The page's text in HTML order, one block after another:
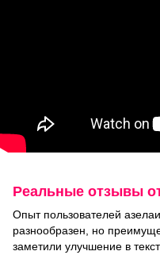
Реальные отзывы
Опыт пользователей
разнообразен, но
заметили улучшение в